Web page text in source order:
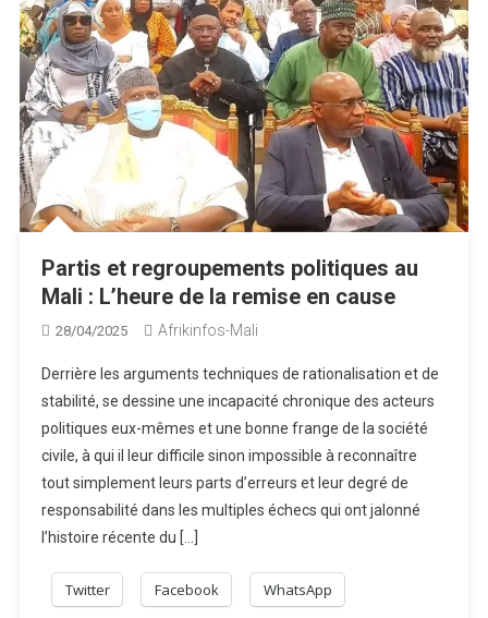
Partis et regroupements politiques au
Mali : L’heure de la remise en cause
28/04/2025 Afrikinfos-Mali
Derrière les arguments techniques de rationalisation et de
stabilité, se dessine une incapacité chronique des acteurs
politiques eux-mêmes et une bonne frange de la société
civile, à qui il leur difficile sinon impossible à reconnaître
tout simplement leurs parts d’erreurs et leur degré de
responsabilité dans les multiples échecs qui ont jalonné
l’histoire récente du […]
Twitter Facebook WhatsApp